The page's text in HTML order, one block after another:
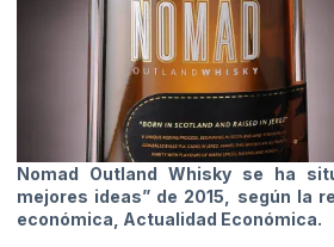
Nomad Outland Whisky se ha
mejores ideas” de 2015, según la
económica, Actualidad Económica.